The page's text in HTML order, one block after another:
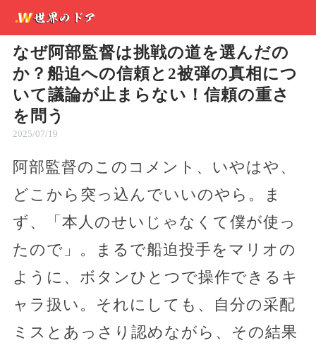
なぜ阿部監督は挑戦の道を選んだの
か？船迫への信頼と2被弾の真相につ
いて議論が止まらない！信頼の重さ
を問う
2025/07/19
阿部監督のこのコメント、いやはや、
どこから突っ込んでいいのやら。ま
ず、「本人のせいじゃなくて僕が使っ
たので」。まるで船迫投手をマリオの
ように、ボタンひとつで操作できるキ
ャラ扱い。それにしても、自分の采配
ミスとあっさり認めながら、その結果